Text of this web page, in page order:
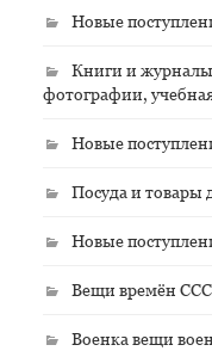
Новые
Книги и
фотографии,
Новые
Посуда и товары
Новые
Вещи времён
Военка вещи